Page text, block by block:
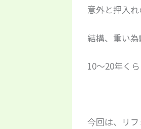
意外と押入
結構、重い
10～20年く
今回は、リ